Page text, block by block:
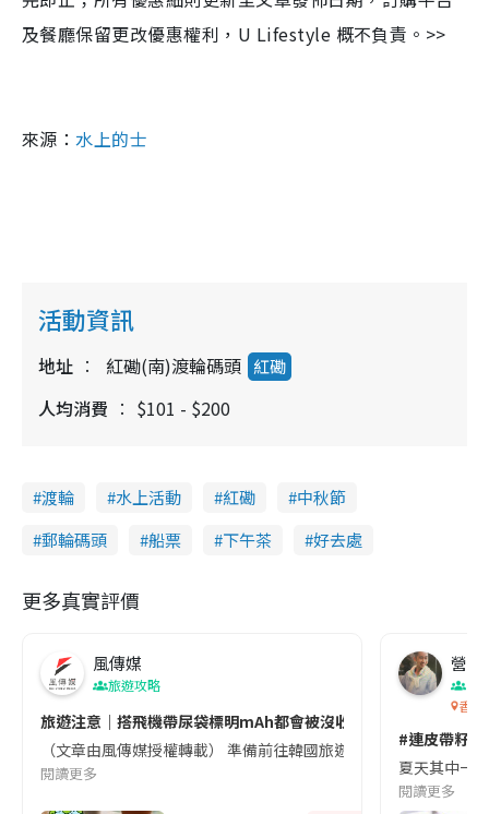
及餐廳保留更改優惠權利，U Lifestyle 概不負責。>>
來源：水上的士
活動資訊
地址 紅磡(南)渡輪碼頭 紅磡
人均消費 $101 - $200
渡輪 水上活動 紅磡
中秋節
郵輪碼頭
船票 下午茶 好去處
更多真實評價
風傳媒
旅遊攻略
旅遊注意｜搭飛機帶尿袋標明mAh都會被沒收😱出發前切記檢查
（文章由風傳媒授權轉載） 準備前往韓國旅遊的民眾，近期要
閱讀更多
營養
香港
#連皮帶籽
夏天其中一
閱讀更多